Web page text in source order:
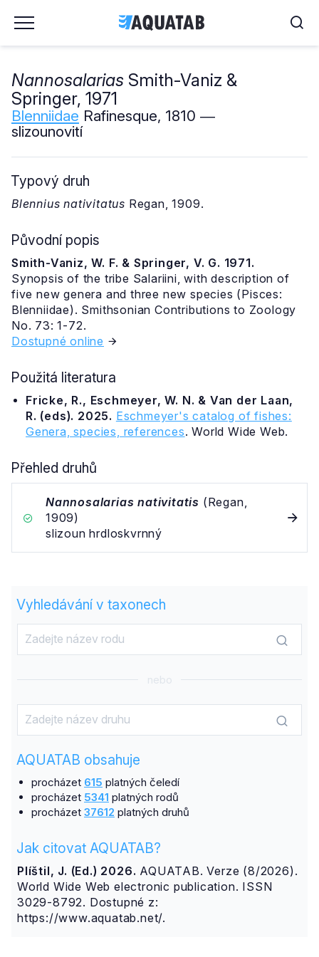
Nannosalarias Smith-Vaniz &
Springer, 1971
Blenniidae Rafinesque, 1810 ―
slizounovití
Typový druh
Blennius nativitatus Regan, 1909.
Původní popis
Smith-Vaniz, W. F. & Springer, V. G. 1971.
Synopsis of the tribe Salariini, with description of
five new genera and three new species (Pisces:
Blenniidae). Smithsonian Contributions to Zoology
No. 73: 1-72.
Dostupné online
Použitá literatura
Fricke, R., Eschmeyer, W. N. & Van der Laan,
R. (eds). 2025. Eschmeyer's catalog of fishes:
Genera, species, references. World Wide Web.
Přehled druhů
Nannosalarias nativitatis (Regan,
1909)
slizoun hrdloskvrnný
Vyhledávání v taxonech
nebo
AQUATAB obsahuje
procházet 615 platných čeledí
procházet 5341 platných rodů
procházet 37612 platných druhů
Jak citovat AQUATAB?
Plíštil, J. (Ed.) 2026. AQUATAB. Verze (8/2026).
World Wide Web electronic publication. ISSN
3029-8792. Dostupné z:
https://www.aquatab.net/.